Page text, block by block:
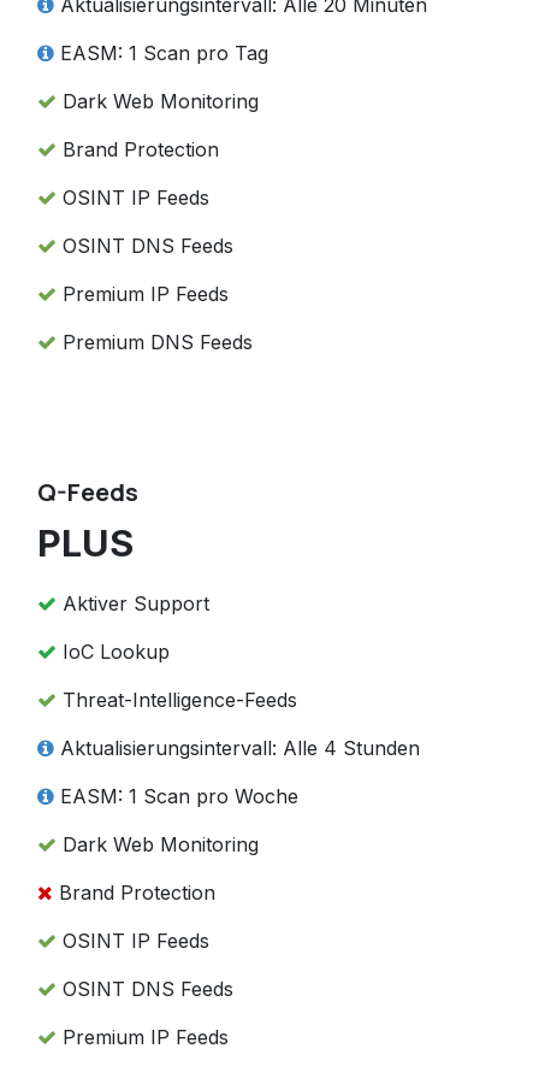
Aktualisierungsintervall: Alle 20 Minuten
EASM: 1 Scan pro Tag
Dark Web Monitoring
Brand Protection
OSINT IP Feeds
OSINT DNS Feeds
Premium IP Feeds
Premium DNS Feeds
Q-Feeds
PLUS
Aktiver Support
IoC Lookup
Threat-Intelligence-Feeds
Aktualisierungsintervall: Alle 4 Stunden
EASM: 1 Scan pro Woche
Dark Web Monitoring
Brand Protection
OSINT IP Feeds
OSINT DNS Feeds
Premium IP Feeds